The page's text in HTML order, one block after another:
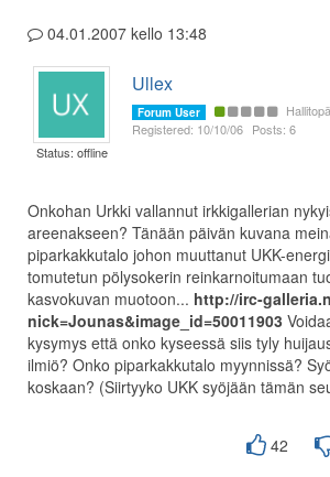
04.01.2007 kello 13:48
Status: offline
Ullex
Forum User
Registered: 10/10/06 Posts: 6
Onkohan Urkki vallannut irkkigallerian
areenakseen? Tänään päivän kuvana
piparkakkutalo johon muuttanut UKK-
tomutetun pölysokerin reinkarnoitumaan
kasvokuvan muotoon... http://irc-
nick=Jounas&image_id=50011903
kysymys että onko kyseessä siis tyly
ilmiö? Onko piparkakkutalo myynnissä?
koskaan? (Siirtyyko UKK syöjään tämän
42